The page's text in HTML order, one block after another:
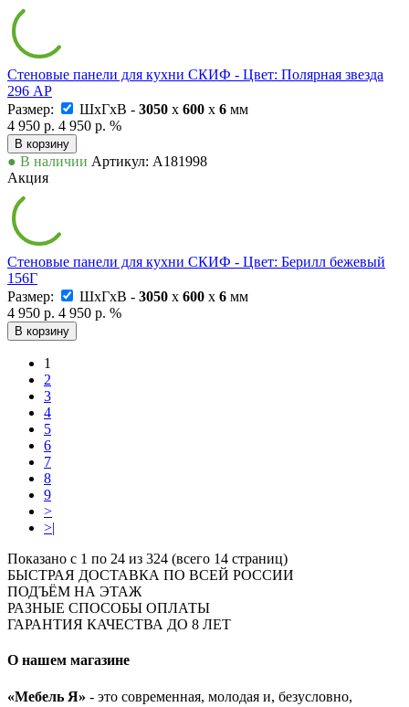
Стеновые панели для кухни СКИФ - Цвет: Полярная звезда
296 АР
Размер:
ШxГxВ - 3050 x 600 x 6 мм
4 950 р. 4 950 р. %
В корзину
● В наличии Артикул: А181998
Акция
Стеновые панели для кухни СКИФ - Цвет: Берилл бежевый
156Г
Размер:
ШxГxВ - 3050 x 600 x 6 мм
4 950 р. 4 950 р. %
В корзину
1
2
3
4
5
6
7
8
9
>
>|
Показано с 1 по 24 из 324 (всего 14 страниц)
БЫСТРАЯ ДОСТАВКА ПО ВСЕЙ РОССИИ
ПОДЪЁМ НА ЭТАЖ
РАЗНЫЕ СПОСОБЫ ОПЛАТЫ
ГАРАНТИЯ КАЧЕСТВА ДО 8 ЛЕТ
О нашем магазине
«Мебель Я» - это современная, молодая и, безусловно,